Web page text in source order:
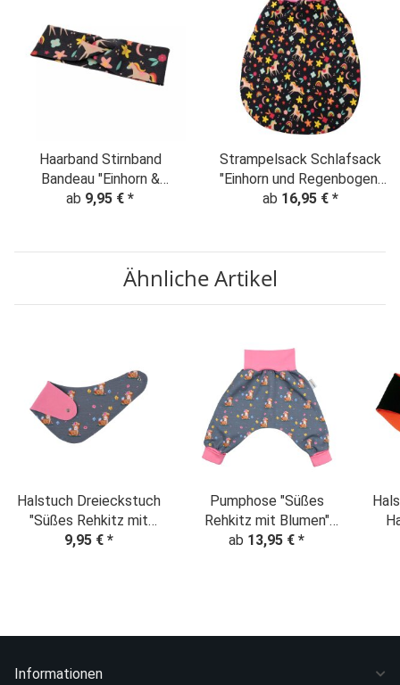
Haarband Stirnband
Bandeau "Einhorn &
Regenbogen" grau
ab 9,95 € *
Strampelsack Schlafsack
"Einhorn und Regenbogen"
grau-rosa
ab 16,95 € *
Ähnliche Artikel
Halstuch Dreieckstuch
"Süßes Rehkitz mit
Blumen"
9,95 € *
Pumphose "Süßes
Rehkitz mit Blumen"
grau
ab 13,95 € *
Informationen